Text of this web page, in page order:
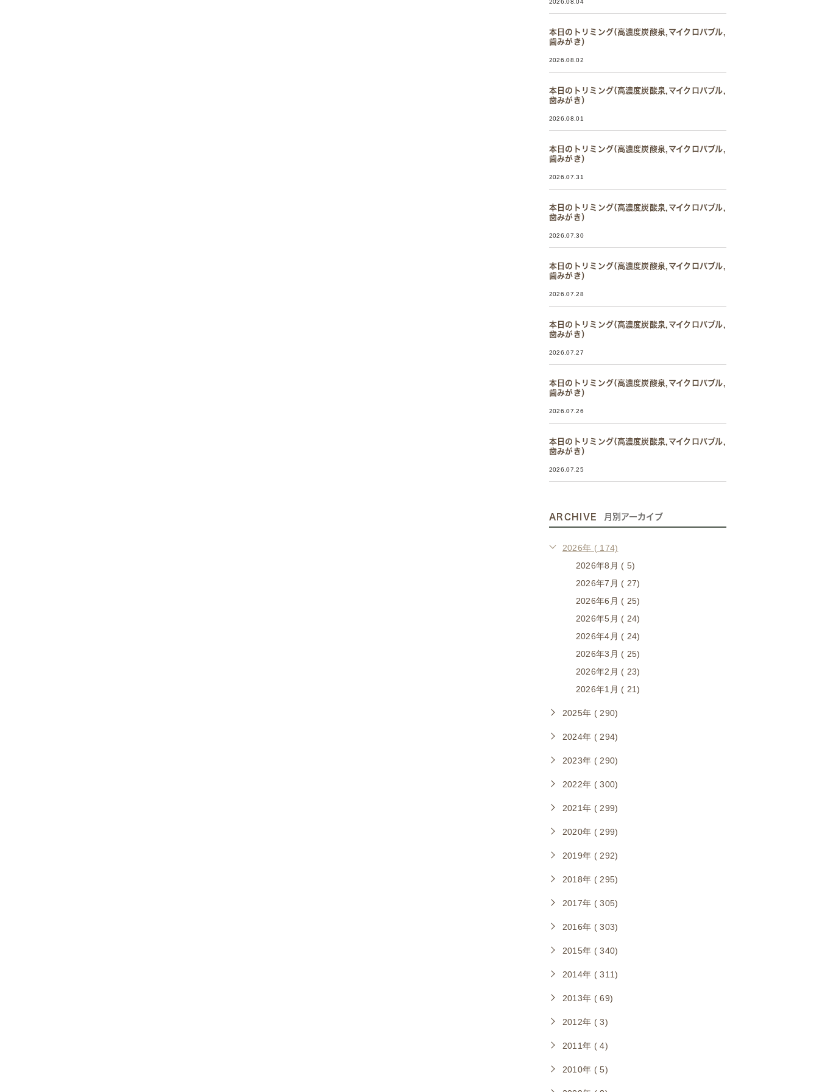
2026.08.04
本日のトリミング(高濃度炭酸泉,マイクロバブル,
歯みがき）
2026.08.02
本日のトリミング(高濃度炭酸泉,マイクロバブル,
歯みがき）
2026.08.01
本日のトリミング(高濃度炭酸泉,マイクロバブル,
歯みがき）
2026.07.31
本日のトリミング(高濃度炭酸泉,マイクロバブル,
歯みがき）
2026.07.30
本日のトリミング(高濃度炭酸泉,マイクロバブル,
歯みがき）
2026.07.28
本日のトリミング(高濃度炭酸泉,マイクロバブル,
歯みがき）
2026.07.27
本日のトリミング(高濃度炭酸泉,マイクロバブル,
歯みがき）
2026.07.26
本日のトリミング(高濃度炭酸泉,マイクロバブル,
歯みがき）
2026.07.25
ARCHIVE 月別アーカイブ
2026年 ( 174)
2026年8月 ( 5)
2026年7月 ( 27)
2026年6月 ( 25)
2026年5月 ( 24)
2026年4月 ( 24)
2026年3月 ( 25)
2026年2月 ( 23)
2026年1月 ( 21)
2025年 ( 290)
2024年 ( 294)
2023年 ( 290)
2022年 ( 300)
2021年 ( 299)
2020年 ( 299)
2019年 ( 292)
2018年 ( 295)
2017年 ( 305)
2016年 ( 303)
2015年 ( 340)
2014年 ( 311)
2013年 ( 69)
2012年 ( 3)
2011年 ( 4)
2010年 ( 5)